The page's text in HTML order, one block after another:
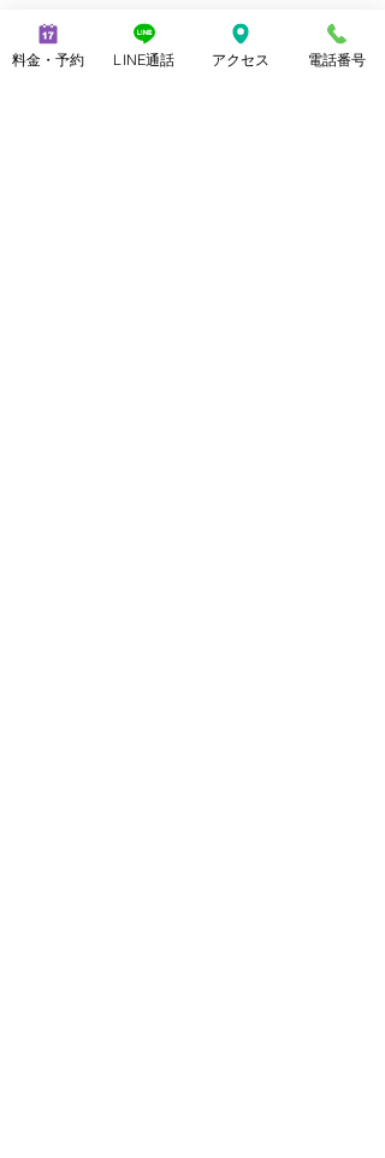
料金・予約 LINE通話 アクセス 電話番号